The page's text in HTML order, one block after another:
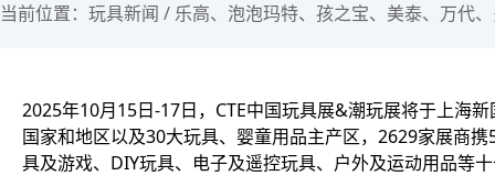
当前位置： 玩具新闻 / 乐高、泡泡玛特、孩之宝、美泰、万代
2025年10月15日-17日，CTE中国玩具展&潮玩展将于上海
国家和地区以及30大玩具、婴童用品主产区，2629家展商
具及游戏、DIY玩具、电子及遥控玩具、户外及运动用品等